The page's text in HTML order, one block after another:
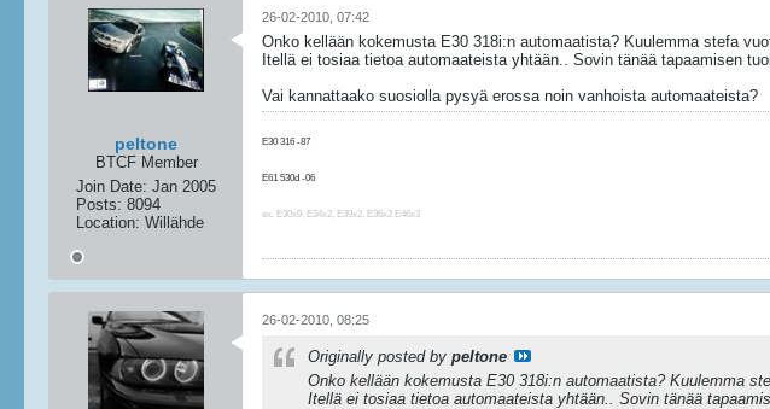
peltone
BTCF Member
Join Date: Jan 2005
Posts: 8094
Location: Willähde
26-02-2010, 07:42
Onko kellään kokemusta E30 318i:n automaatista? Kuulemma stefa
Itellä ei tosiaa tietoa automaateista yhtään.. Sovin tänää tapaamisen
Vai kannattaako suosiolla pysyä erossa noin vanhoista automaateista?
E30 316 -87
E61 530d -06
ex. E30x9, E34x2, E39x2, E36x2 E46x3
26-02-2010, 08:25
Originally posted by peltone
Onko kellään kokemusta E30 318i:n automaatista? Kuulemma
Itellä ei tosiaa tietoa automaateista yhtään.. Sovin tänää